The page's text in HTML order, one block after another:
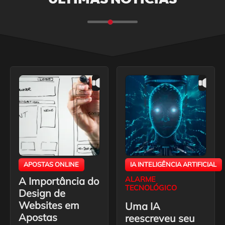
APOSTAS ONLINE
A Importância do
Design de
Websites em
Apostas
IA INTELIGÊNCIA ARTIFICIAL
ALARME
TECNOLÓGICO
Uma IA
reescreveu seu